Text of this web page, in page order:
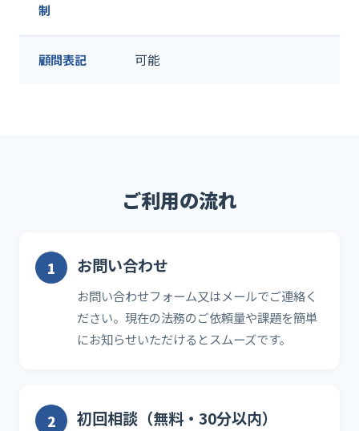
制
顧問表記 可能
ご利用の流れ
お問い合わせ
お問い合わせフォーム又はメールでご連絡く
ださい。現在の法務のご依頼量や課題を簡単
にお知らせいただけるとスムーズです。
初回相談（無料・30分以内）